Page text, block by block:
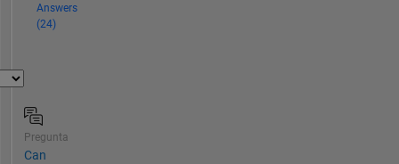
Answers
(24)
Pregunta
Can